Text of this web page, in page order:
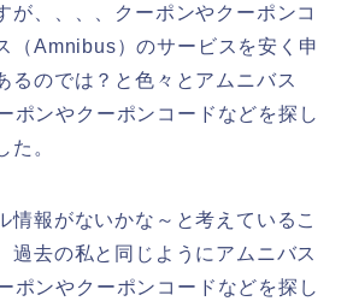
が、、、、クーポンやクーポンコ
（Amnibus）のサービスを安く申
るのでは？と色々とアムニバス
ポンやクーポンコードなどを探し
た。
情報がないかな～と考えているこ
過去の私と同じようにアムニバス
ポンやクーポンコードなどを探し